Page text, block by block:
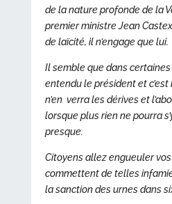
de la nature profonde de la
premier ministre Jean
de laïcité, il n’engage que lui.
Il semble que dans
entendu le président et c’est
n’en verra les dérives et
lorsque plus rien ne pourra
presque.
Citoyens allez engueuler
commettent de telles
la sanction des urnes dans